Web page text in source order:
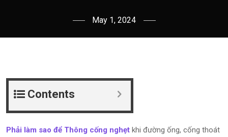
May 1, 2024
Contents
Phải làm sao để Thông cống nghẹt khi đường ống, cống thoát